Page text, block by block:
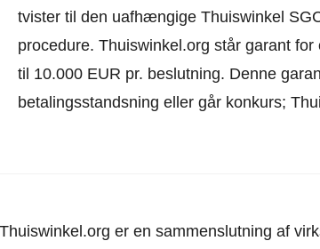
tvister til den uafhængige Thuiswinkel
procedure. Thuiswinkel.org står garant
til 10.000 EUR pr. beslutning. Denne
betalingsstandsning eller går konkurs;
er en sammenslutning af